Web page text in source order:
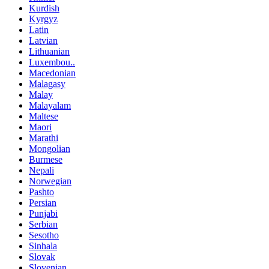
Kurdish
Kyrgyz
Latin
Latvian
Lithuanian
Luxembou..
Macedonian
Malagasy
Malay
Malayalam
Maltese
Maori
Marathi
Mongolian
Burmese
Nepali
Norwegian
Pashto
Persian
Punjabi
Serbian
Sesotho
Sinhala
Slovak